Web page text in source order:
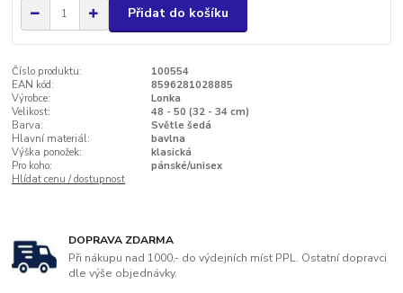
Přidat do košíku
Číslo produktu:
100554
EAN kód:
8596281028885
Výrobce:
Lonka
Velikost:
48 - 50 (32 - 34 cm)
Barva:
Světle šedá
Hlavní materiál:
bavlna
Výška ponožek:
klasická
Pro koho:
pánské/unisex
Hlídat cenu / dostupnost
DOPRAVA ZDARMA
Při nákupu nad 1000,- do výdejních míst PPL. Ostatní dopravci
dle výše objednávky.